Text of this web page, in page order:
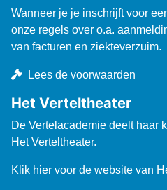
Wanneer je je inschrijft voor
onze regels over o.a.
van facturen en ziekteverzuim.
Lees de voorwaarden
Het Verteltheater
De Vertelacademie deelt haar
Het Verteltheater.
Klik hier voor de website van